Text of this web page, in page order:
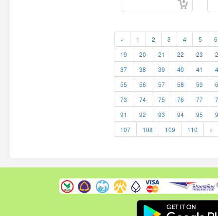
« 1 2 3 4 5
6
19
20 21 22 23
37
38 39 40 41
55
56 57 58 59
73
74 75 76 77
91
92 93 94 95
107
108 109 110 »